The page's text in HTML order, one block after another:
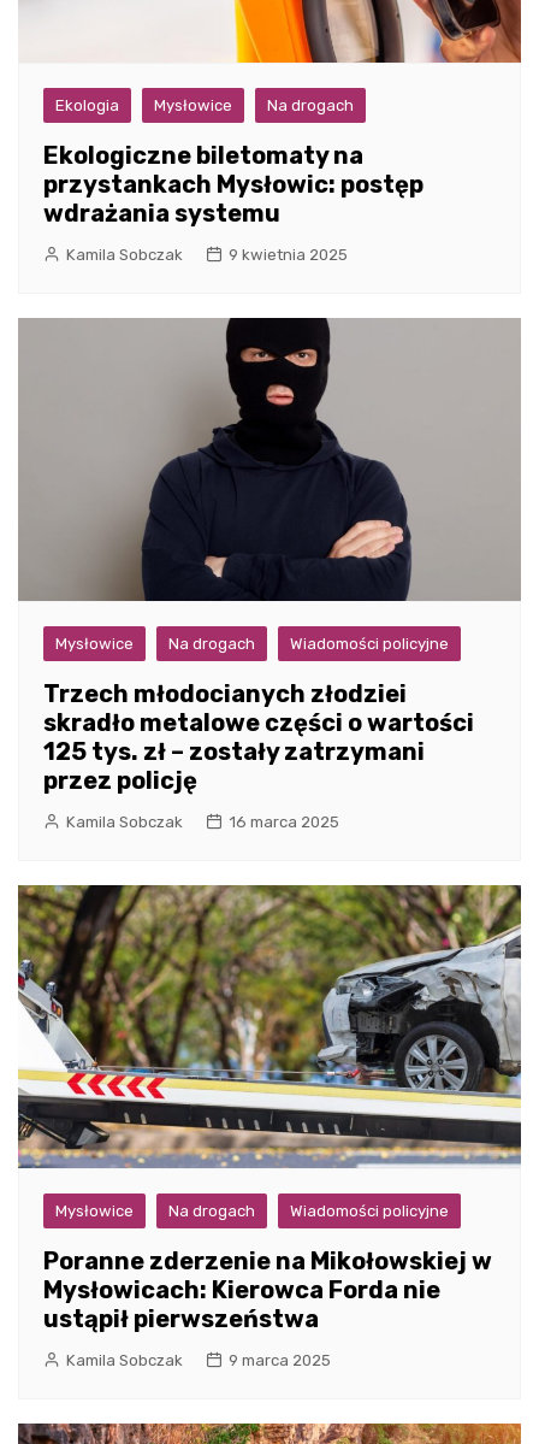
Ekologia Mysłowice Na drogach
Ekologiczne biletomaty na
przystankach Mysłowic: postęp
wdrażania systemu
Kamila Sobczak 9 kwietnia 2025
Mysłowice Na drogach Wiadomości policyjne
Trzech młodocianych złodziei
skradło metalowe części o wartości
125 tys. zł – zostały zatrzymani
przez policję
Kamila Sobczak 16 marca 2025
Mysłowice Na drogach Wiadomości policyjne
Poranne zderzenie na Mikołowskiej w
Mysłowicach: Kierowca Forda nie
ustąpił pierwszeństwa
Kamila Sobczak 9 marca 2025